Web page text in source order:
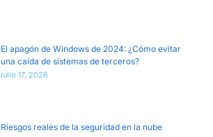
El apagón de Windows de 2024: ¿Cómo evitar
una caída de sistemas de terceros?
julio 17, 2026
Riesgos reales de la seguridad en la nube